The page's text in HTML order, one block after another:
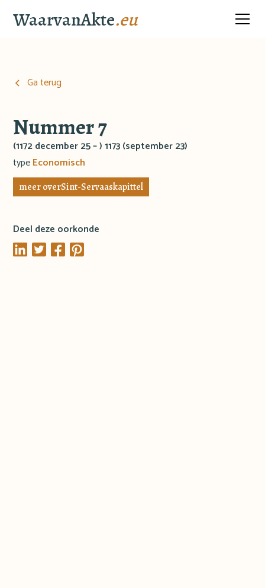
WaarvanAkte.eu
Ga terug
Nummer 7
(1172 december 25 – ) 1173 (september 23)
typeEconomisch
meer overSint-Servaaskapittel
Deel deze oorkonde